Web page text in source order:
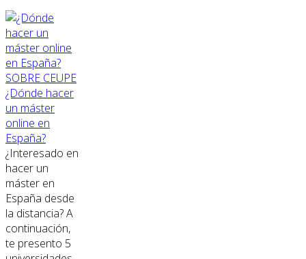
SOBRE CEUPE
¿Dónde hacer
un máster
online en
España?
¿Interesado en
hacer un
máster en
España desde
la distancia? A
continuación,
te presento 5